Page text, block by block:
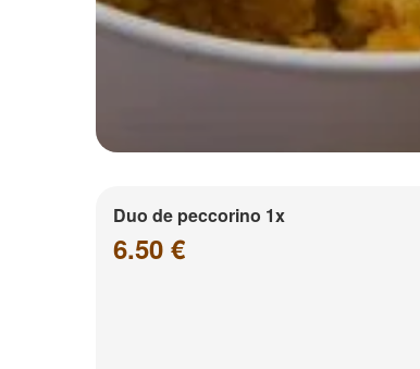
Duo de peccorino 1x
6.50 €